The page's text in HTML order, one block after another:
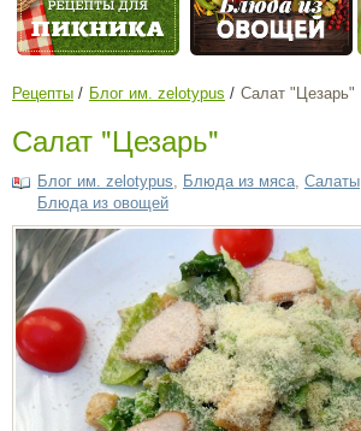
Рецепты Блог им. zelotypus Салат "Цезарь"
Салат "Цезарь"
Блог им. zelotypus Блюда из мяса Салаты
Блюда из овощей